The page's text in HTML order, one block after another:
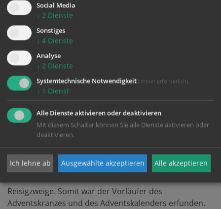
Gottes Liebe zu den Menschen. Drei violette und eine
rosa Kerze spiegeln die liturgischen Farben wider –
Violett steht für Besinnung und Buße am ersten,
zweiten und vierten Advent, Rosa für die Vorfreude auf
das nahende Weihnachtsfest am dritten Advent.
(„Gaudete “, also „Freuet Euch
Brauchtum
Der Adventskranz ist ein junger Brauch. Der
evangelische Theologe Johann Wichern (1808–1881)
die Zeit bis Weihnachten verkürzen. Ab 1840 feierte er
im Advent jeden Tag eine Andacht und zündete jeweils
Reisigzweige. Somit war der Vorläufer des
Adventskranzes und des Adventskalenders erfunden.
Social Media
↓ 2 Dienste
Sonstiges
↓ 4 Dienste
Analyse
↓ 2 Dienste
Systemtechnische Notwendigkeit (immer erforderlich)
↓ 1 Dienst
Alle Dienste aktivieren oder deaktivieren
Mit diesem Schalter können Sie alle Dienste aktivieren oder
deaktivieren.
Ich lehne ab Ausgewählte akzeptieren Alle akzeptieren